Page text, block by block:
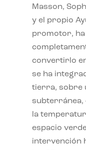
Masson,
y el propio
promotor,
convertirlo
se ha
tierra, sobre
subterránea,
la
espacio
intervención